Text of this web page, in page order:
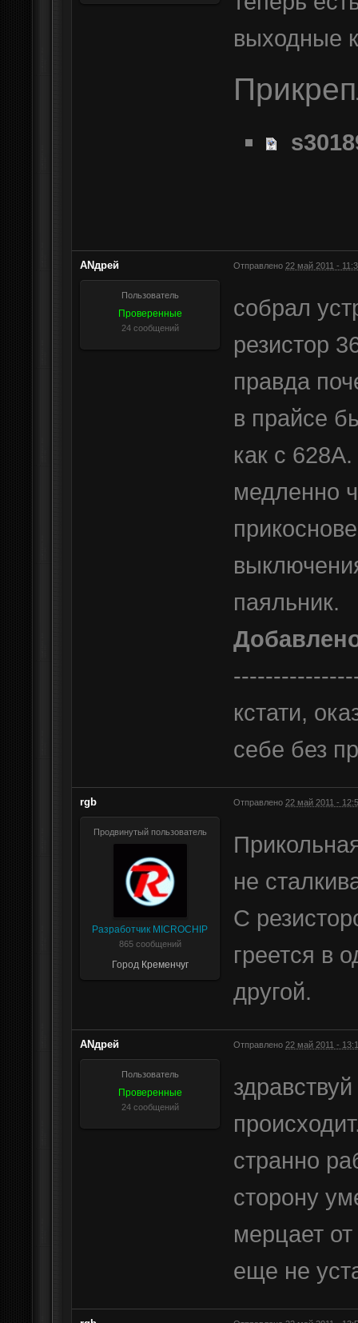
выходные
АNдрей Отправлено 22 май 2011 -
Пользователь
Проверенные
24 сообщений
собрал
резистор
правда
в прайсе
как с
медленно
паяльник.
кстати,
себе без
rgb Отправлено 22 май 2011 -
Продвинутый пользователь
Разработчик MICROCHIP
865 сообщений
Город Кременчуг
не
С
греется в
другой.
АNдрей Отправлено 22 май 2011 -
Пользователь
Проверенные
24 сообщений
здравствуй
странно
сторону
мерцает
еще не